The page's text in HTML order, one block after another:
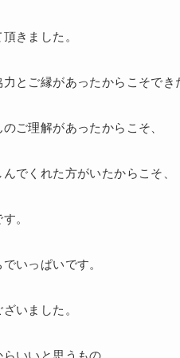
きました。
とご縁があったからこそでき
ご理解があったからこそ、
でくれた方がいたからこそ、
。
いっぱいです。
いました。
いいと思うもの、